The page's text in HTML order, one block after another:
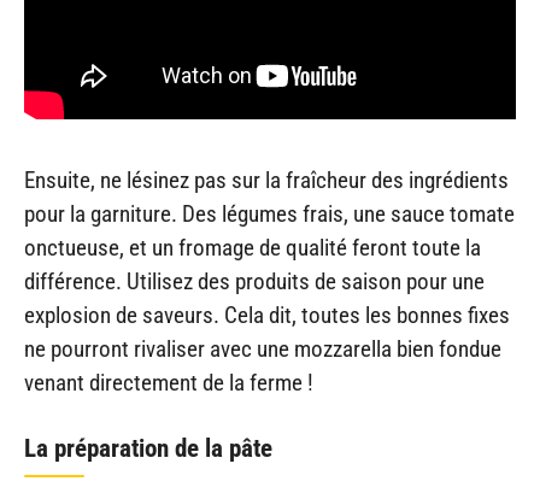
Ensuite, ne lésinez pas sur la fraîcheur des ingrédients
pour la garniture. Des légumes frais, une sauce tomate
onctueuse, et un fromage de qualité feront toute la
différence. Utilisez des produits de saison pour une
explosion de saveurs. Cela dit, toutes les bonnes fixes
ne pourront rivaliser avec une mozzarella bien fondue
venant directement de la ferme !
La préparation de la pâte